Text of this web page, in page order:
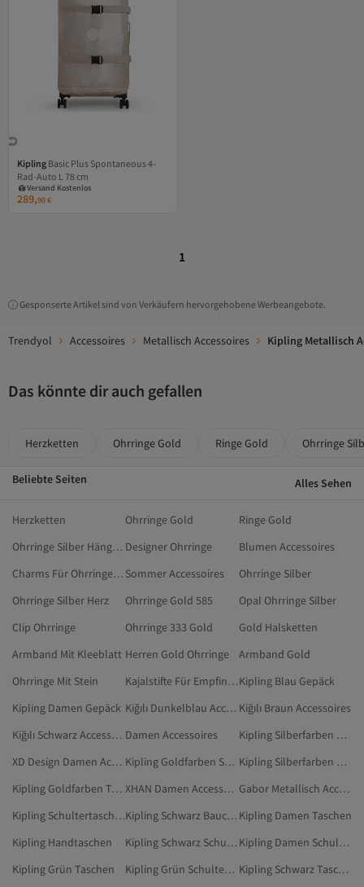
Kipling Basic Plus Spontaneous 4-
Rad-Auto L 78 cm
Versand Kostenlos
Gratis Versand
Versand Kostenlos
289,90€
1
Gesponserte Artikel sind von Verkäufern hervorgehobene Werbeangebote.
Trendyol Accessoires Metallisch Accessoires Kipling Metallisch
Das könnte dir auch gefallen
Herzketten Ohrringe Gold Ringe Gold Ohrringe
Beliebte Seiten Alles Sehen
Herzketten Ohrringe Gold
Ringe Gold
Ohrringe Silber Hängend Designer Ohrringe
Blumen Accessoires
Charms Für Ohrringe Gold Sommer Accessoires
Ohrringe Silber
Ohrringe Silber Herz
Ohrringe Gold 585
Opal Ohrringe Silber
Clip Ohrringe
Ohrringe 333 Gold
Gold Halsketten
Armband Mit Kleeblatt Herren Gold Ohrringe
Armband Gold
Ohrringe Mit Stein
Kajalstifte Für Empfindliche AugenKipling Blau Gepäck
Kipling Damen Gepäck
Kiğılı Dunkelblau Accessoires Kiğılı Braun Accessoires
Kiğılı Schwarz Accessoires Damen Accessoires
Kipling Silberfarben Schultertaschen
XD Design Damen Accessoires
Kipling Goldfarben Schultertaschen
Kipling Silberfarben Taschen
Kipling Goldfarben Taschen
XHAN Damen Accessoires
Gabor Metallisch Accessoires
Kipling Schultertaschen
Kipling Schwarz Bauchtaschen Kipling Damen Taschen
Kipling Handtaschen
Kipling Schwarz Schultertaschen
Kipling Damen Schultertaschen
Kipling Grün Taschen
Kipling Grün Schultertaschen
Kipling Schwarz Taschen